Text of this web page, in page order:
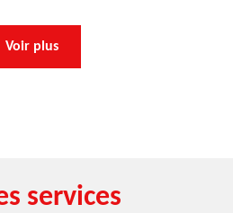
Voir plus
services